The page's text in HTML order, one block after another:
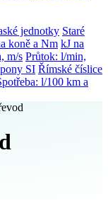
jednotky Staré
koně a Nm kJ na
m/s Průtok: l/min,
SI Římské číslice
l/100 km a